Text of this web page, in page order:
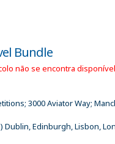
Bundle
não se encontra
3000 Aviator Way;
Dublin, Edinburgh, Lisbon,